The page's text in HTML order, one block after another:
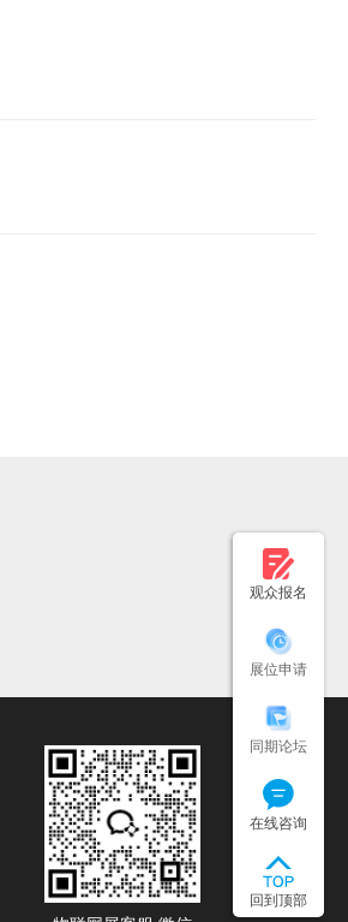
观众报名
展位申请
同期论坛
在线咨询
回到顶部